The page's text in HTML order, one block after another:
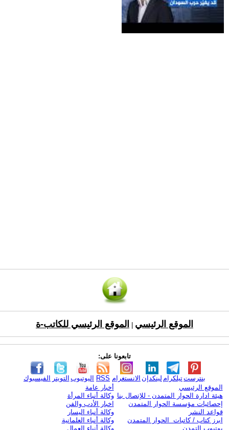
الموقع الرئيسي الموقع الرئيسي للكاتب-ة
تابعونا على:
الفيسبوك التويتر اليوتيوب RSS الانستغرام لينكدإن تيلكرامبنترست
الموقع الرئيسي
هيئة ادارة الحوار المتمدن - للإتصال بنا
إحصائيات مؤسسة الحوار المتمدن
قواعد النشر
ابرز كتاب / كاتبات الحوار المتمدن
يوتيوب التمدن
أخبار عامة
وكالة أنباء المرأة
اخبار الأدب والفن
وكالة أنباء اليسار
وكالة أنباء العلمانية
وكالة أنباء العمال